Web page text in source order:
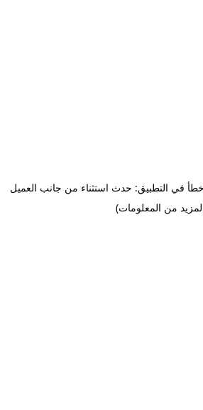
خطأ في التطبيق: حدث استثناء من جانب العميل
لمزيد من المعلومات)